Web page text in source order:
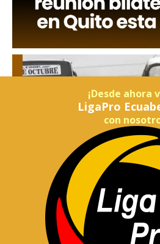
¡Desde ahora
LigaPro
con